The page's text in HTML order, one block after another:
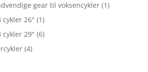
gear til voksencykler (1)
cykler 26" (1)
cykler 29" (6)
(4)